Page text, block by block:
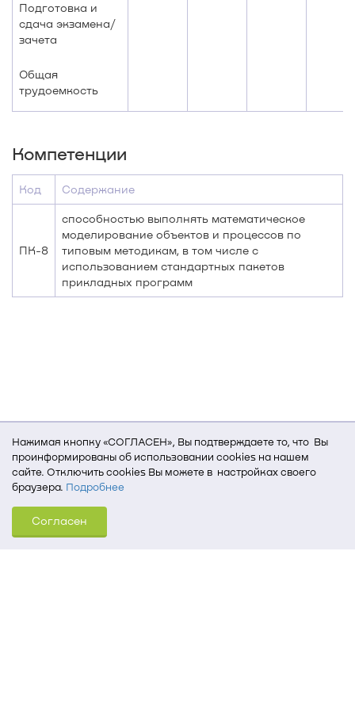
Нажимая кнопку «СОГЛАСЕН», Вы подтверждаете то, что Вы
проинформированы об использовании cookies на нашем
сайте. Отключить cookies Вы можете в настройках своего
браузера. Подробнее
Для того, чтобы мы могли качественно предоставить Вам
услуги, мы используем cookies, которые сохраняются
на Вашем компьютере (Сведения о местоположении; ip-адрес;
Согласен
Подготовка и
сдача экзамена/
зачета
Общая
трудоемкость
Компетенции
Код Содержание
ПК-8
способностью выполнять математическое
моделирование объектов и процессов по
типовым методикам, в том числе с
использованием стандартных пакетов
прикладных программ